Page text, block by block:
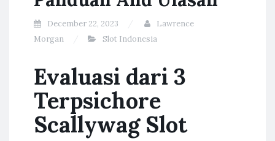
December 22, 2023
Lawrence
Morgan
Slot Indonesia
Evaluasi dari 3
Terpsichore
Scallywag Slot